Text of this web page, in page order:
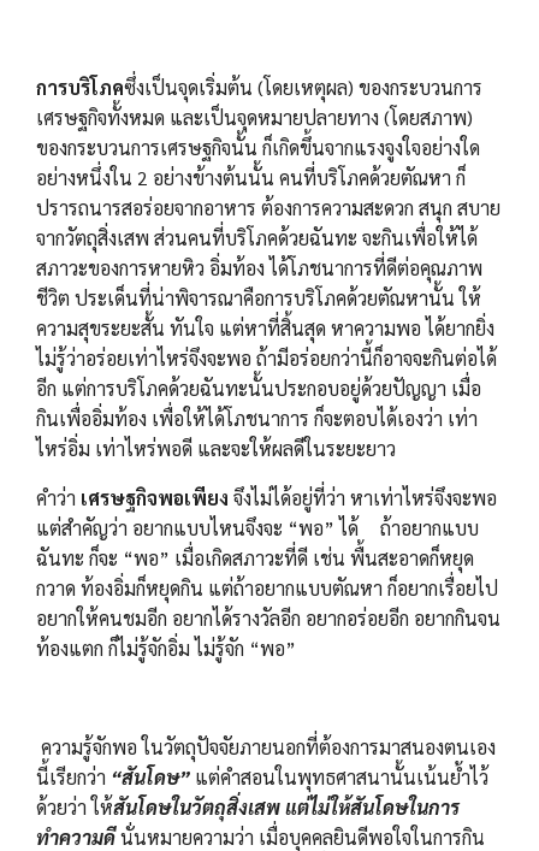
การบริโภคซึ่งเป็นจุดเริ่มต้น (โดยเหตุผล) ของกระบวนการ
เศรษฐกิจทั้งหมด และเป็นจุดหมายปลายทาง (โดยสภาพ)
ของกระบวนการเศรษฐกิจนั้น ก็เกิดขึ้นจากแรงจูงใจอย่างใด
อย่างหนึ่งใน 2 อย่างข้างต้นนั้น คนที่บริโภคด้วยตัณหา ก็
ปรารถนารสอร่อยจากอาหาร ต้องการความสะดวก สนุก สบาย
จากวัตถุสิ่งเสพ ส่วนคนที่บริโภคด้วยฉันทะ จะกินเพื่อให้ได้
สภาวะของการหายหิว อิ่มท้อง ได้โภชนาการที่ดีต่อคุณภาพ
ชีวิต ประเด็นที่น่าพิจารณาคือการบริโภคด้วยตัณหานั้น ให้
ความสุขระยะสั้น ทันใจ แต่หาที่สิ้นสุด หาความพอ ได้ยากยิ่ง
ไม่รู้ว่าอร่อยเท่าไหร่จึงจะพอ ถ้ามีอร่อยกว่านี้ก็อาจจะกินต่อได้
อีก แต่การบริโภคด้วยฉันทะนั้นประกอบอยู่ด้วยปัญญา เมื่อ
กินเพื่ออิ่มท้อง เพื่อให้ได้โภชนาการ ก็จะตอบได้เองว่า เท่า
ไหร่อิ่ม เท่าไหร่พอดี และจะให้ผลดีในระยะยาว
คำว่า เศรษฐกิจพอเพียง จึงไม่ได้อยู่ที่ว่า หาเท่าไหร่จึงจะพอ
แต่สำคัญว่า อยากแบบไหนจึงจะ “พอ” ได้ ถ้าอยากแบบ
ฉันทะ ก็จะ “พอ” เมื่อเกิดสภาวะที่ดี เช่น พื้นสะอาดก็หยุด
กวาด ท้องอิ่มก็หยุดกิน แต่ถ้าอยากแบบตัณหา ก็อยากเรื่อยไป
อยากให้คนชมอีก อยากได้รางวัลอีก อยากอร่อยอีก อยากกินจน
ท้องแตก ก็ไม่รู้จักอิ่ม ไม่รู้จัก “พอ”
ความรู้จักพอ ในวัตถุปัจจัยภายนอกที่ต้องการมาสนองตนเอง
นี้เรียกว่า “สันโดษ” แต่คำสอนในพุทธศาสนานั้นเน้นย้ำไว้
ด้วยว่า ให้สันโดษในวัตถุสิ่งเสพ แต่ไม่ให้สันโดษในการ
ทำความดีนั่นหมายความว่า เมื่อบุคคลยินดีพอใจในการกิน